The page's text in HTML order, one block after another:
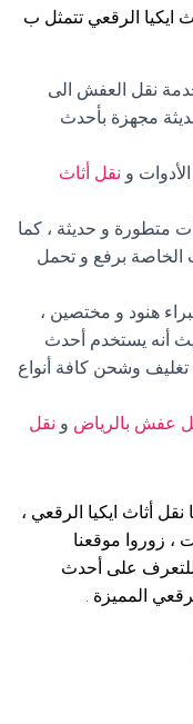
ايكيا الرقعي تتمثل ب
نقل العفش الى
مجهزة بأحدث
و نقل أثاث
متطورة و حديثة ، كما
الخاصة برفع و تحمل
هنود و مختصين ،
أنه يستخدم أحدث
وشحن كافة أنواع
عفش بالرياض و نقل
نقل أثاث ايكيا الرقعي ،
، زوروا موقعنا
على أحدث
المميزة .